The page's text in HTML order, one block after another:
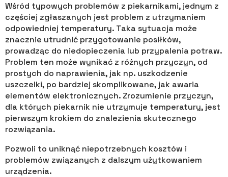
Wśród typowych problemów z piekarnikami, jednym z
częściej zgłaszanych jest problem z utrzymaniem
odpowiedniej temperatury. Taka sytuacja może
znacznie utrudnić przygotowanie posiłków,
prowadząc do niedopieczenia lub przypalenia potraw.
Problem ten może wynikać z różnych przyczyn, od
prostych do naprawienia, jak np. uszkodzenie
uszczelki, po bardziej skomplikowane, jak awaria
elementów elektronicznych. Zrozumienie przyczyn,
dla których piekarnik nie utrzymuje temperatury, jest
pierwszym krokiem do znalezienia skutecznego
rozwiązania.
Pozwoli to uniknąć niepotrzebnych kosztów i
problemów związanych z dalszym użytkowaniem
urządzenia.